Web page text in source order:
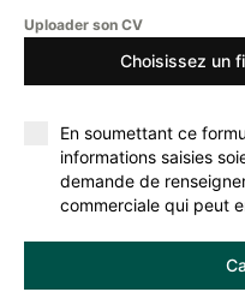
Uploader son CV
Choisissez un
En soumettant ce
informations saisies
demande de
commerciale qui peut